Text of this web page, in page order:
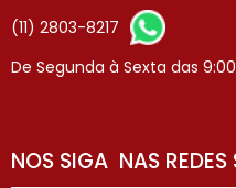
(11) 2803-8217
De Segunda à Sexta das
NOS SIGA NAS